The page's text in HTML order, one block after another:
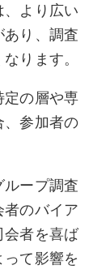
、より広い
り、調査
ります。
定の層や専
、参加者の
ループ調査
のバイア
会者を喜ば
て影響を